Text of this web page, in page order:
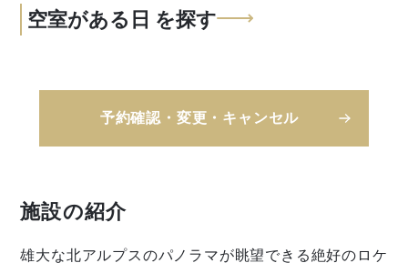
空室がある日 を探す
予約確認・変更・キャンセル
施設の紹介
雄大な北アルプスのパノラマが眺望できる絶好のロケ